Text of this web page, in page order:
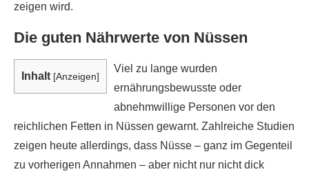
zeigen wird.
Die guten Nährwerte von Nüssen
Inhalt [Anzeigen]
Viel zu lange wurden
ernährungsbewusste oder
abnehmwillige Personen vor den
reichlichen Fetten in Nüssen gewarnt. Zahlreiche Studien
zeigen heute allerdings, dass Nüsse – ganz im Gegenteil
zu vorherigen Annahmen – aber nicht nur nicht dick